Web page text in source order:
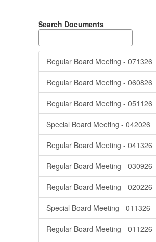
Search Documents
Regular Board Meeting - 071326
Regular Board Meeting - 060826
Regular Board Meeting - 051126
Special Board Meeting - 042026
Regular Board Meeting - 041326
Regular Board Meeting - 030926
Regular Board Meeting - 020226
Special Board Meeting - 011326
Regular Board Meeting - 011226